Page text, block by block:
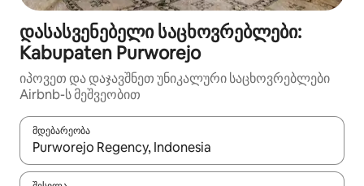
დასასვენებელი საცხოვრებლები:
Kabupaten Purworejo
იპოვეთ და დაჯავშნეთ უნიკალური საცხოვრებლები
Airbnb-ს მეშვეობით
მდებარეობა
როცა შედეგები ხელმისაწვდომი გახდება, ნავიგაციისთვის